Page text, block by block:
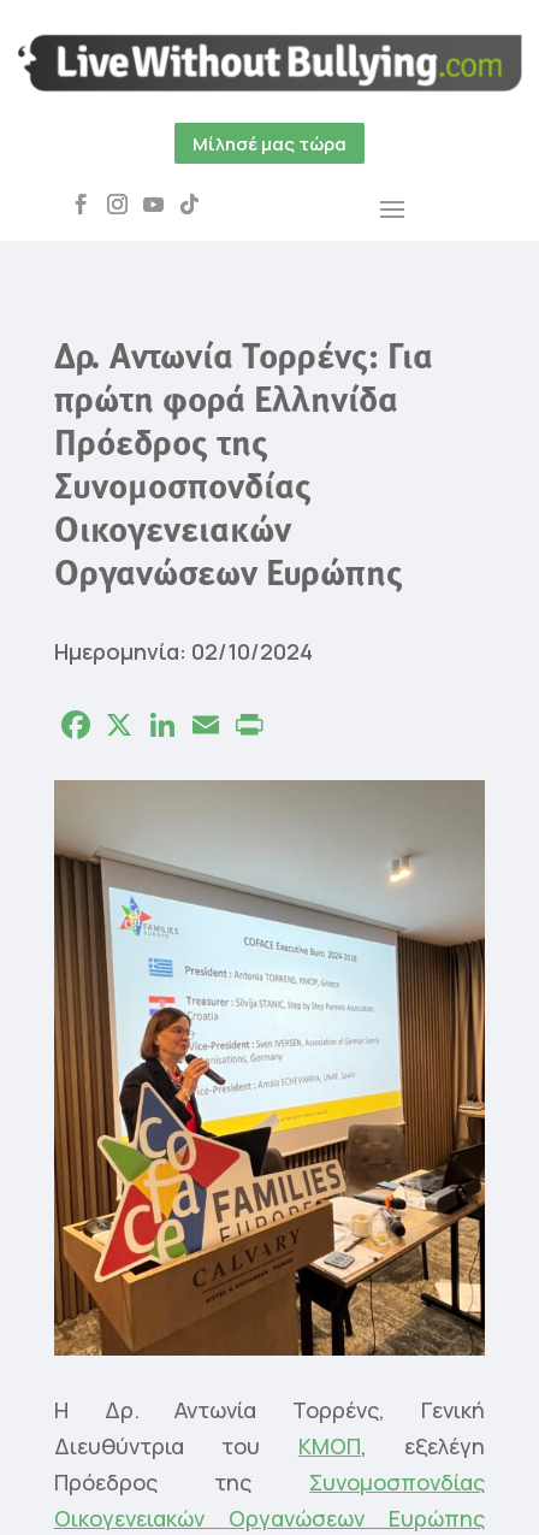
Μίλησέ μας τώρα
Δρ. Αντωνία Τορρένς: Για
πρώτη φορά Ελληνίδα
Πρόεδρος της
Συνομοσπονδίας
Οικογενειακών
Οργανώσεων Ευρώπης
Ημερομηνία: 02/10/2024
FacebookLinkedIn
Email
Η Δρ. Αντωνία Τορρένς, Γενική
Διευθύντρια του ΚΜΟΠ, εξελέγη
Πρόεδρος της Συνομοσπονδίας
Οικογενειακών Οργανώσεων Ευρώπης